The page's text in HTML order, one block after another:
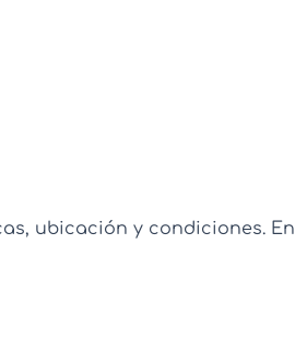
ubicación y condiciones.